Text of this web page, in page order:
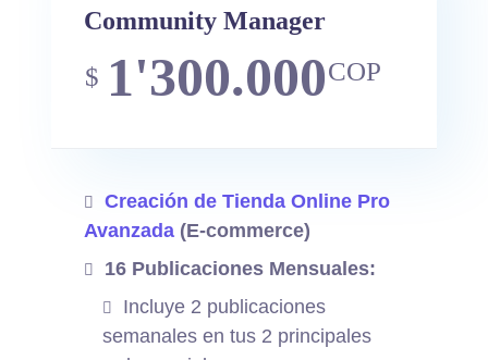
Community Manager
$ 1'300.000COP
Creación de Tienda Online Pro
Avanzada (E-commerce)
16 Publicaciones Mensuales:
Incluye 2 publicaciones
semanales en tus 2 principales